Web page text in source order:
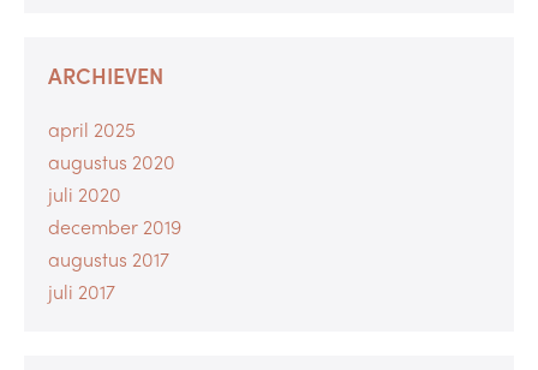
ARCHIEVEN
april 2025
augustus 2020
juli 2020
december 2019
augustus 2017
juli 2017